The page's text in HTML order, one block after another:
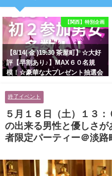
【関西】特別企画
【8/14( 金 )19:30 茶屋町】☆大好
評【早割あり♪】MAX６０名規
模！☆豪華な大プレゼント抽選会
男性とオシャレ好きで落ち着いた
大人女性の既婚者限定ビッグパー
ティー♪＠茶屋町】
終了イベント
５月１８日（土）１３
の出来る男性と優しさ
者限定パーティー＠淡路